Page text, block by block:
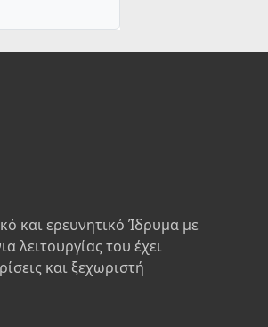
και ερευνητικό Ίδρυμα με
λειτουργίας του έχει
και ξεχωριστή